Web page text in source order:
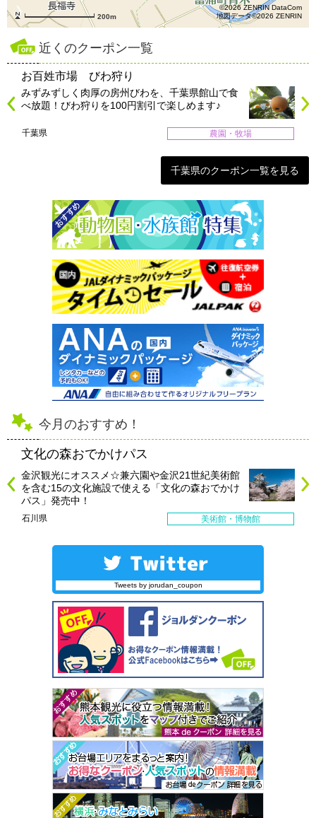
200m
©2026 ZENRIN DataCom
地図データ©2026 ZENRIN
近くのクーポン一覧
お百姓市場 びわ狩り
みずみずしく肉厚の房州びわを、千葉県館山で食
べ放題！びわ狩りを100円割引で楽しめます♪
千葉県 農園・牧場
千葉県のクーポン一覧を見る
今月のおすすめ！
文化の森おでかけパス
金沢観光にオススメ☆兼六園や金沢21世紀美術館
を含む15の文化施設で使える「文化の森おでかけ
パス」発売中！
石川県 美術館・博物館
Tweets by jorudan_coupon